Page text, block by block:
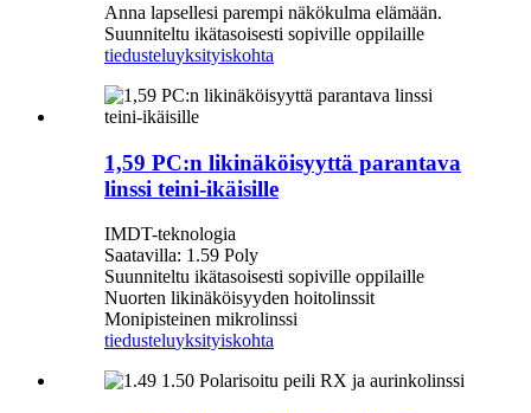
Anna lapsellesi parempi näkökulma elämään.
Suunniteltu ikätasoisesti sopiville oppilaille
tiedusteluyksityiskohta
1,59 PC:n likinäköisyyttä parantava
linssi teini-ikäisille
IMDT-teknologia
Saatavilla: 1.59 Poly
Suunniteltu ikätasoisesti sopiville oppilaille
Nuorten likinäköisyyden hoitolinssit
Monipisteinen mikrolinssi
tiedusteluyksityiskohta